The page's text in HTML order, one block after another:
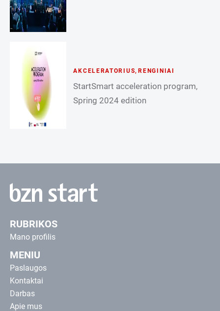
AKCELERATORIUS, RENGINIAI
StartSmart acceleration program,
Spring 2024 edition
RUBRIKOS
Mano profilis
MENIU
Paslaugos
Kontaktai
Darbas
Apie mus